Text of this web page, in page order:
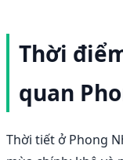
Thời
quan
Thời tiết ở Phong